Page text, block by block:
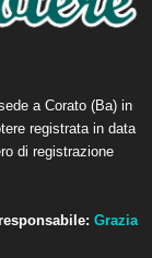
a Corato (Ba) in
registrata in data
di registrazione
Grazia